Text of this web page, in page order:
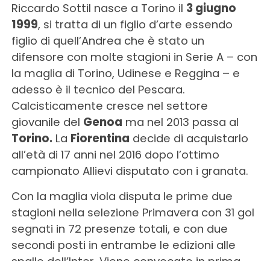
Riccardo Sottil nasce a Torino il 3 giugno
1999, si tratta di un figlio d’arte essendo
figlio di quell’Andrea che è stato un
difensore con molte stagioni in Serie A – con
la maglia di Torino, Udinese e Reggina – e
adesso è il tecnico del Pescara.
Calcisticamente cresce nel settore
giovanile del Genoa ma nel 2013 passa al
Torino. La Fiorentina decide di acquistarlo
all’età di 17 anni nel 2016 dopo l’ottimo
campionato Allievi disputato con i granata.
Con la maglia viola disputa le prime due
stagioni nella selezione Primavera con 31 gol
segnati in 72 presenze totali, e con due
secondi posti in entrambe le edizioni alle